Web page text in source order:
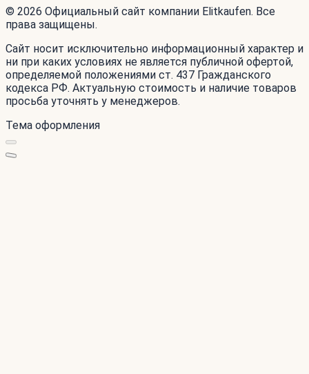
© 2026 Официальный сайт компании Elitkaufen. Все
права защищены.
Сайт носит исключительно информационный характер и
ни при каких условиях не является публичной офертой,
определяемой положениями ст. 437 Гражданского
кодекса РФ. Актуальную стоимость и наличие товаров
просьба уточнять у менеджеров.
Тема оформления